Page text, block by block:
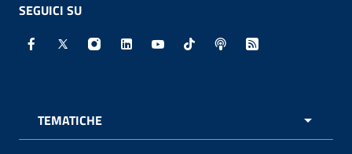
SEGUICI SU
Facebook - Sito esterno - Apertura in nuova finestra
X - Sito esterno - Apertura in nuova finestra
Instagram - Sito esterno - Apertura in
Linkedin - Sito esterno - Apertura in
Youtube - Sito esterno -
TikTok - Sito esterno -
Spreaker - Sito
Feed RSS -
TEMATICHE